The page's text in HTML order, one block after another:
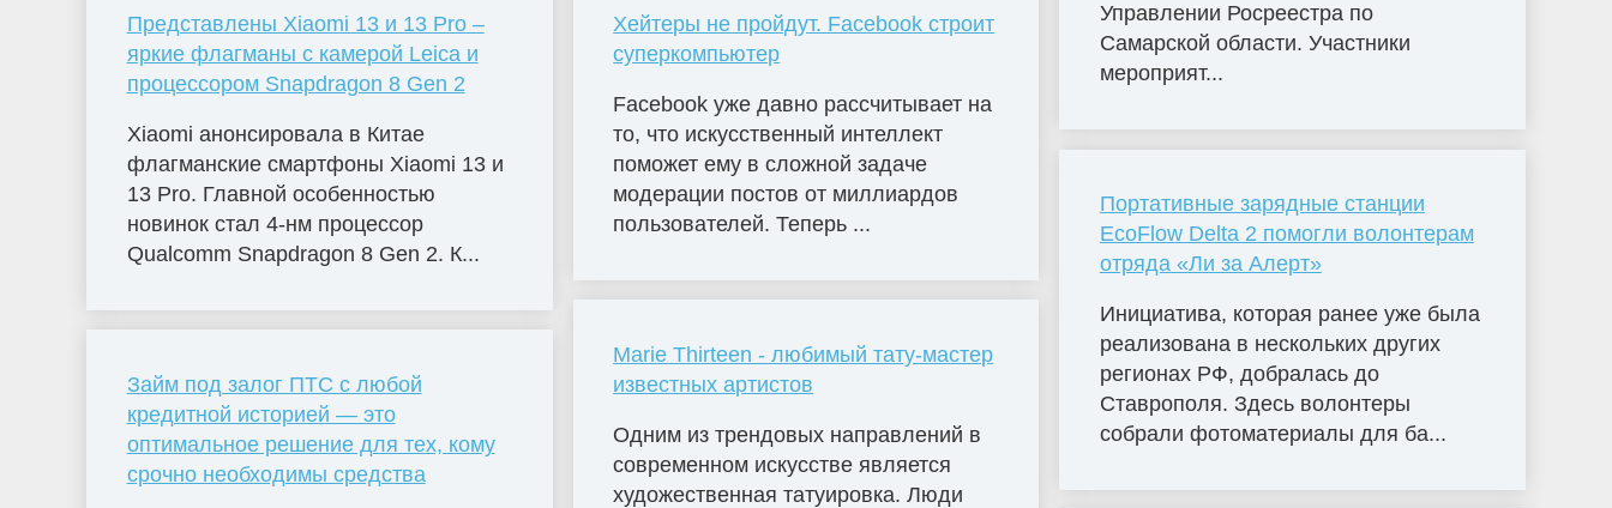
Представлены Xiaomi 13 и 13 Pro –
яркие флагманы с камерой Leica и
процессором Snapdragon 8 Gen 2
Xiaomi анонсировала в Китае
флагманские смартфоны Xiaomi 13 и
13 Pro. Главной особенностью
новинок стал 4-нм процессор
Qualcomm Snapdragon 8 Gen 2. К...
Займ под залог ПТС с любой
кредитной историей — это
оптимальное решение для тех, кому
срочно необходимы средства
Хейтеры не пройдут. Facebook строит
суперкомпьютер
Facebook уже давно рассчитывает на
то, что искусственный интеллект
поможет ему в сложной задаче
модерации постов от миллиардов
пользователей. Теперь ...
Marie Thirteen - любимый тату-мастер
известных артистов
Одним из трендовых направлений в
современном искусстве является
художественная татуировка. Люди
Управлении Росреестра по
Самарской области. Участники
мероприят...
Портативные зарядные станции
EcoFlow Delta 2 помогли волонтерам
отряда «Ли за Алерт»
Инициатива, которая ранее уже была
реализована в нескольких других
регионах РФ, добралась до
Ставрополя. Здесь волонтеры
собрали фотоматериалы для ба...